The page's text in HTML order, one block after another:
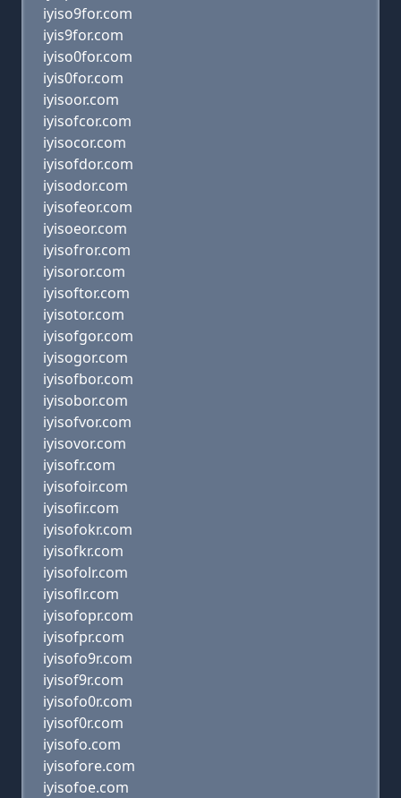
iyiso9for.com
iyis9for.com
iyiso0for.com
iyis0for.com
iyisoor.com
iyisofcor.com
iyisocor.com
iyisofdor.com
iyisodor.com
iyisofeor.com
iyisoeor.com
iyisofror.com
iyisoror.com
iyisoftor.com
iyisotor.com
iyisofgor.com
iyisogor.com
iyisofbor.com
iyisobor.com
iyisofvor.com
iyisovor.com
iyisofr.com
iyisofoir.com
iyisofir.com
iyisofokr.com
iyisofkr.com
iyisofolr.com
iyisoflr.com
iyisofopr.com
iyisofpr.com
iyisofo9r.com
iyisof9r.com
iyisofo0r.com
iyisof0r.com
iyisofo.com
iyisofore.com
iyisofoe.com